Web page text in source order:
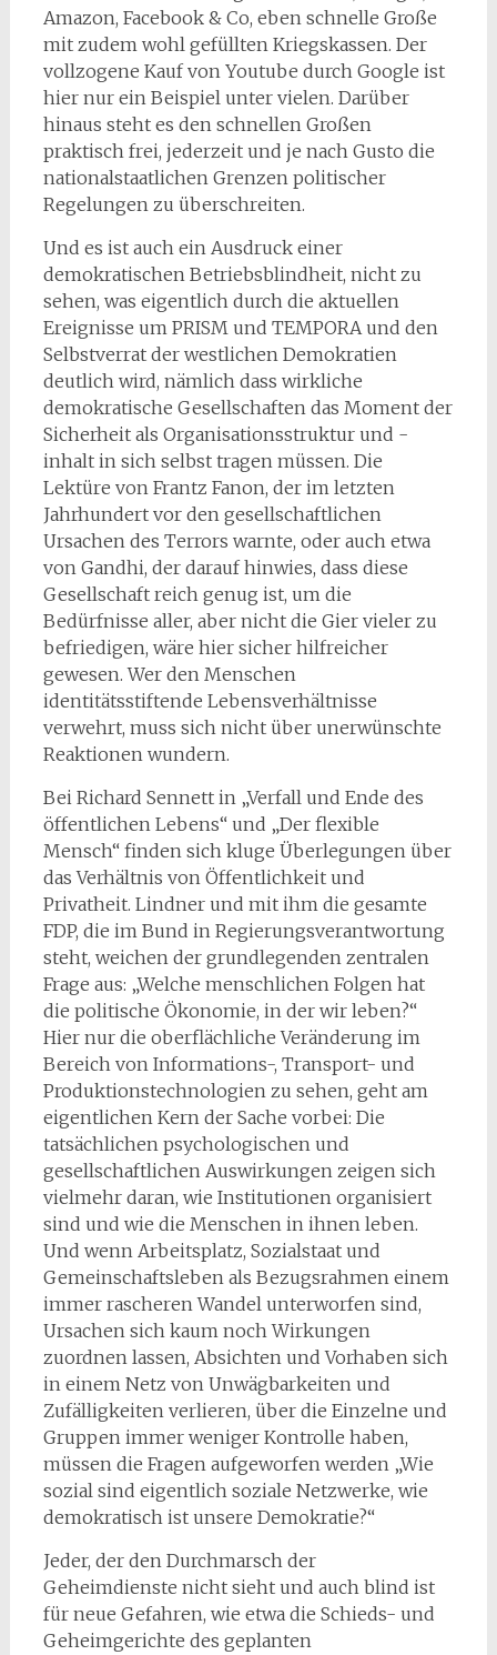
Amazon, Facebook & Co, eben schnelle Große
mit zudem wohl gefüllten Kriegskassen. Der
vollzogene Kauf von Youtube durch Google ist
hier nur ein Beispiel unter vielen. Darüber
hinaus steht es den schnellen Großen
praktisch frei, jederzeit und je nach Gusto die
nationalstaatlichen Grenzen politischer
Regelungen zu überschreiten.
Und es ist auch ein Ausdruck einer
demokratischen Betriebsblindheit, nicht zu
sehen, was eigentlich durch die aktuellen
Ereignisse um PRISM und TEMPORA und den
Selbstverrat der westlichen Demokratien
deutlich wird, nämlich dass wirkliche
demokratische Gesellschaften das Moment der
Sicherheit als Organisationsstruktur und -
inhalt in sich selbst tragen müssen. Die
Lektüre von Frantz Fanon, der im letzten
Jahrhundert vor den gesellschaftlichen
Ursachen des Terrors warnte, oder auch etwa
von Gandhi, der darauf hinwies, dass diese
Gesellschaft reich genug ist, um die
Bedürfnisse aller, aber nicht die Gier vieler zu
befriedigen, wäre hier sicher hilfreicher
gewesen. Wer den Menschen
identitätsstiftende Lebensverhältnisse
verwehrt, muss sich nicht über unerwünschte
Reaktionen wundern.
Bei Richard Sennett in „Verfall und Ende des
öffentlichen Lebens“ und „Der flexible
Mensch“ finden sich kluge Überlegungen über
das Verhältnis von Öffentlichkeit und
Privatheit. Lindner und mit ihm die gesamte
FDP, die im Bund in Regierungsverantwortung
steht, weichen der grundlegenden zentralen
Frage aus: „Welche menschlichen Folgen hat
die politische Ökonomie, in der wir leben?“
Hier nur die oberflächliche Veränderung im
Bereich von Informations-, Transport- und
Produktionstechnologien zu sehen, geht am
eigentlichen Kern der Sache vorbei: Die
tatsächlichen psychologischen und
gesellschaftlichen Auswirkungen zeigen sich
vielmehr daran, wie Institutionen organisiert
sind und wie die Menschen in ihnen leben.
Und wenn Arbeitsplatz, Sozialstaat und
Gemeinschaftsleben als Bezugsrahmen einem
immer rascheren Wandel unterworfen sind,
Ursachen sich kaum noch Wirkungen
zuordnen lassen, Absichten und Vorhaben sich
in einem Netz von Unwägbarkeiten und
Zufälligkeiten verlieren, über die Einzelne und
Gruppen immer weniger Kontrolle haben,
müssen die Fragen aufgeworfen werden „Wie
sozial sind eigentlich soziale Netzwerke, wie
demokratisch ist unsere Demokratie?“
Jeder, der den Durchmarsch der
Geheimdienste nicht sieht und auch blind ist
für neue Gefahren, wie etwa die Schieds- und
Geheimgerichte des geplanten